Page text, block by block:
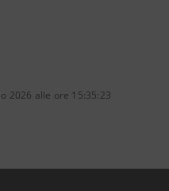
2026 alle ore 15:35:23